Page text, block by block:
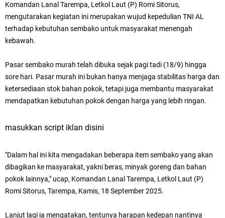
Komandan Lanal Tarempa, Letkol Laut (P) Romi Sitorus,
mengutarakan kegiatan ini merupakan wujud kepedulian TNI AL
terhadap kebutuhan sembako untuk masyarakat menengah
kebawah.
Pasar sembako murah telah dibuka sejak pagi tadi (18/9) hingga
sore hari. Pasar murah ini bukan hanya menjaga stabilitas harga dan
ketersediaan stok bahan pokok, tetapi juga membantu masyarakat
mendapatkan kebutuhan pokok dengan harga yang lebih ringan.
masukkan script iklan disini
"Dalam hal ini kita mengadakan beberapa item sembako yang akan
dibagikan ke masyarakat, yakni beras, minyak goreng dan bahan
pokok lainnya," ucap, Komandan Lanal Tarempa, Letkol Laut (P)
Romi Sitorus, Tarempa, Kamis, 18 September 2025.
Lanjut lagi ia mengatakan, tentunya harapan kedepan nantinya